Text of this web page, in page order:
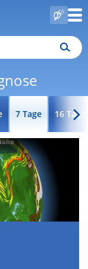
7 Tage 16 Tage